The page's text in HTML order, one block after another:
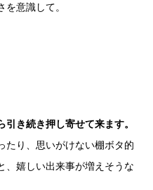
意識して。
き続き押し寄せて来ます。
たり、思いがけない棚ボタ的
、嬉しい出来事が増えそうな